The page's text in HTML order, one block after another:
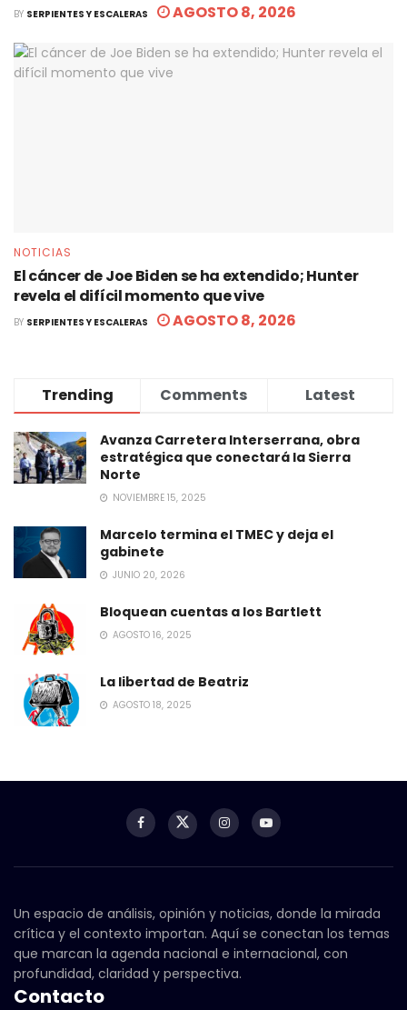
BY SERPIENTES Y ESCALERAS AGOSTO 8, 2026
NOTICIAS
El cáncer de Joe Biden se ha extendido; Hunter
revela el difícil momento que vive
BY SERPIENTES Y ESCALERAS AGOSTO 8, 2026
Trending Comments Latest
Avanza Carretera Interserrana, obra
estratégica que conectará la Sierra
Norte
NOVIEMBRE 15, 2025
Marcelo termina el TMEC y deja el
gabinete
JUNIO 20, 2026
Bloquean cuentas a los Bartlett
AGOSTO 16, 2025
La libertad de Beatriz
AGOSTO 18, 2025
Un espacio de análisis, opinión y noticias, donde la mirada
crítica y el contexto importan. Aquí se conectan los temas
que marcan la agenda nacional e internacional, con
profundidad, claridad y perspectiva.
Contacto